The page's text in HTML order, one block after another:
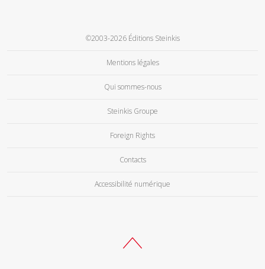
©2003-2026 Éditions Steinkis
Mentions légales
Qui sommes-nous
Steinkis Groupe
Foreign Rights
Contacts
Accessibilité numérique